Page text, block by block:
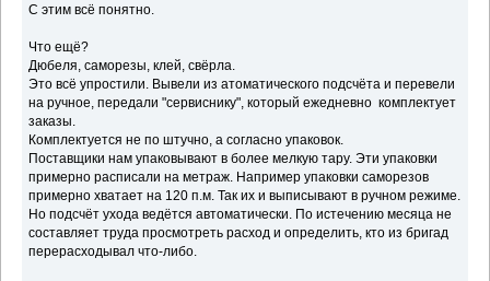
С этим всё понятно.
Что ещё?
Дюбеля, саморезы, клей, свёрла.
Это всё упростили. Вывели из атоматического подсчёта и перевели
на ручное, передали "сервиснику", который ежедневно комплектует
заказы.
Комплектуется не по штучно, а согласно упаковок.
Поставщики нам упаковывают в более мелкую тару. Эти упаковки
примерно расписали на метраж. Например упаковки саморезов
примерно хватает на 120 п.м. Так их и выписывают в ручном режиме.
Но подсчёт ухода ведётся автоматически. По истечению месяца не
составляет труда просмотреть расход и определить, кто из бригад
перерасходывал что-либо.